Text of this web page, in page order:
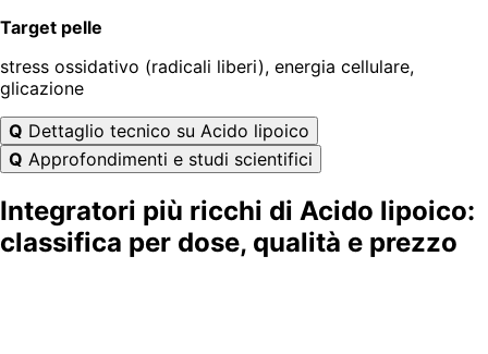
Target pelle
stress ossidativo (radicali liberi), energia cellulare,
glicazione
Q Dettaglio tecnico su Acido lipoico
Q Approfondimenti e studi scientifici
Integratori più ricchi di Acido lipoico:
classifica per dose, qualità e prezzo